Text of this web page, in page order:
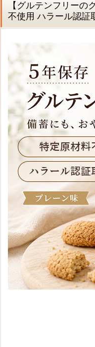
【グルテンフリー
不使用 ハラール認証